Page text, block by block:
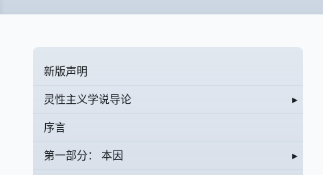
新版声明
灵性主义学说导论 ▸
序言
第一部分： 本因 ▸